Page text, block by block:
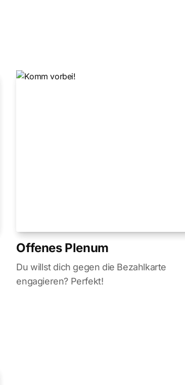
Offenes Plenum
Du willst dich gegen die Bezahlkarte
engagieren? Perfekt!